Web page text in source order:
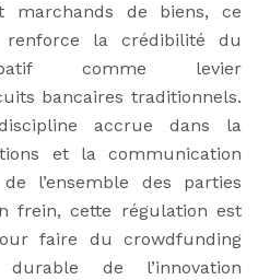
marchands de biens, ce
la crédibilité du
comme levier
bancaires traditionnels.
accrue dans la
et la communication
l’ensemble des parties
frein, cette régulation est
faire du crowdfunding
de l’innovation